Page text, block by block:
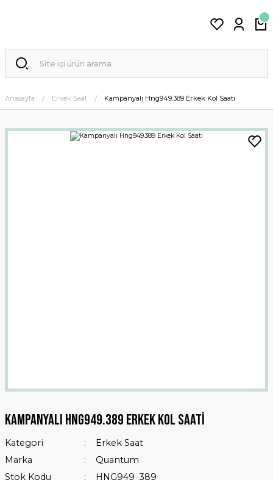
Anasayfa Erkek Saat Kampanyalı Hng949.389 Erkek Kol Saati
Kampanyalı Hng949.389 Erkek Kol Saati
Kategori
Erkek Saat
Marka
Quantum
Stok Kodu
HNG949_389